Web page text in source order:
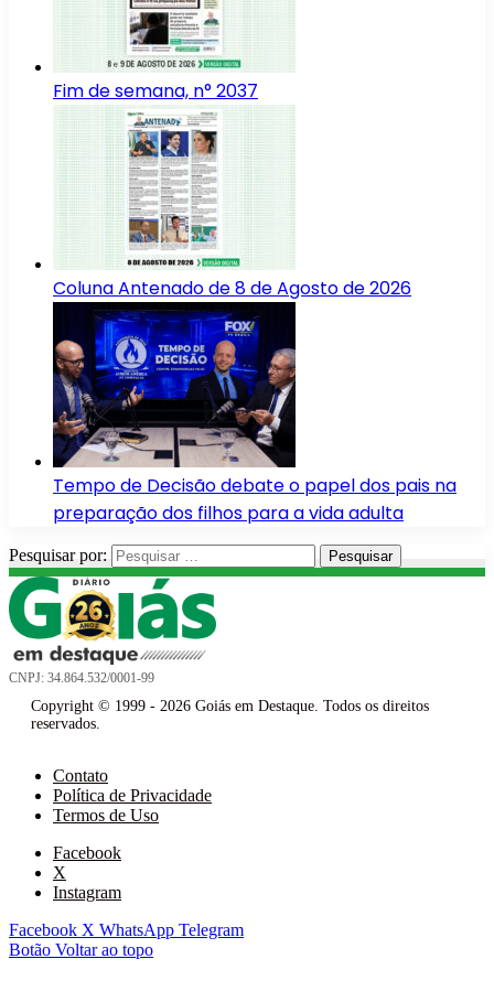
Fim de semana, n° 2037
Coluna Antenado de 8 de Agosto de 2026
Tempo de Decisão debate o papel dos pais na
preparação dos filhos para a vida adulta
Pesquisar por:
CNPJ: 34.864.532/0001-99
Copyright © 1999 - 2026 Goiás em Destaque. Todos os direitos
reservados.
Contato
Política de Privacidade
Termos de Uso
Facebook
X
Instagram
Facebook X WhatsApp Telegram
Botão Voltar ao topo